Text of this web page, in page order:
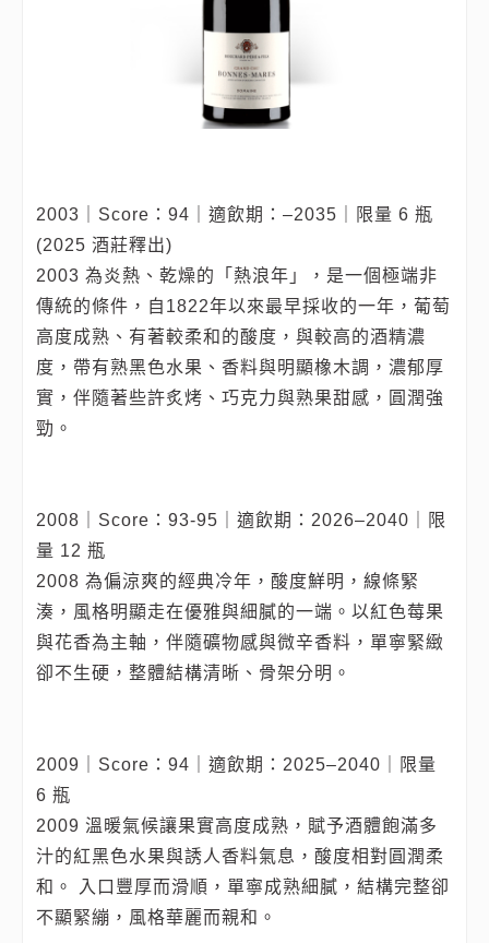
2003｜Score：94｜適飲期：–2035｜限量 6 瓶
(2025 酒莊釋出)
2003 為炎熱、乾燥的「熱浪年」，是一個極端非
傳統的條件，自1822年以來最早採收的一年，葡萄
高度成熟、有著較柔和的酸度，與較高的酒精濃
度，帶有熟黑色水果、香料與明顯橡木調，濃郁厚
實，伴隨著些許炙烤、巧克力與熟果甜感，圓潤強
勁。
2008｜Score：93-95｜適飲期：2026–2040｜限
量 12 瓶
2008 為偏涼爽的經典冷年，酸度鮮明，線條緊
湊，風格明顯走在優雅與細膩的一端。以紅色莓果
與花香為主軸，伴隨礦物感與微辛香料，單寧緊緻
卻不生硬，整體結構清晰、骨架分明。
2009｜Score：94｜適飲期：2025–2040｜限量
6 瓶
2009 溫暖氣候讓果實高度成熟，賦予酒體飽滿多
汁的紅黑色水果與誘人香料氣息，酸度相對圓潤柔
和。 入口豐厚而滑順，單寧成熟細膩，結構完整卻
不顯緊繃，風格華麗而親和。